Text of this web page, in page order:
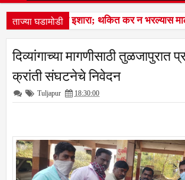
ताज्या घडामोडी
पालिकेचा अंतिम इशारा; थकित कर न भरल्यास
अण्णाभाऊंच्या समतेच्या विचारांचा विद्यार्थ्यांना
पालिकेचा अंतिम इशारा; थकित कर न भरल्यास
दिव्यांगाच्या मागणीसाठी तुळजापुरात
क्रांती संघटनेचे निवेदन
Tuljapur 18:30:00